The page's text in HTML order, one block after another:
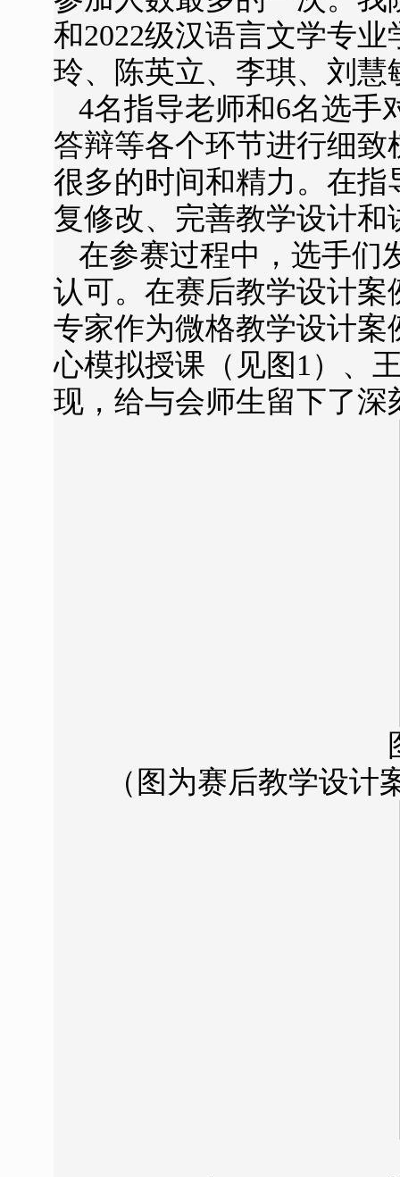
和2022级汉语言文学专
玲、陈英立、李琪、刘慧
4名指导老师和6名选手
答辩等各个环节进行细
很多的时间和精力。在
复修改、完善教学设计
在参赛过程中，选手们
认可。在赛后教学设计案
专家作为微格教学设计
心模拟授课（见图1）、
现，给与会师生留下了深
（图为赛后教学设